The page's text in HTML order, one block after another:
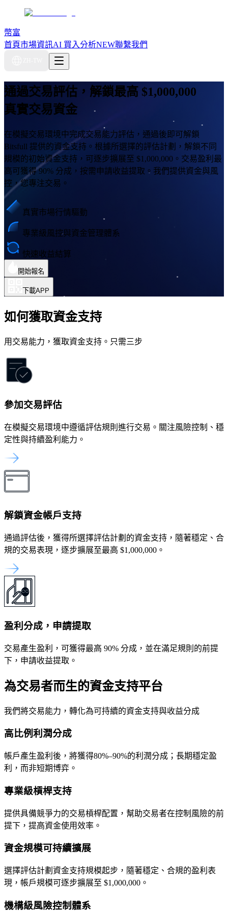
幣富
首頁市場資訊AI 買入分析NEW聯繫我們
通過交易評估，解鎖最高 $1,000,000
真實交易資金
在模擬交易環境中完成交易能力評估，通過後即可解鎖
Bitsfull 提供的資金支持。根據所選擇的評估計劃，解鎖不同
規模的初始資金支持，可逐步擴展至 $1,000,000。交易盈利最
高可獲得 90% 分成，按需申請收益提取。我們提供資金與風
控，您專注交易。
真實市場行情驅動
專業級風控與資金管理體系
快速收益結算
開始報名
下載APP
如何獲取資金支持
用交易能力，獲取資金支持。只需三步
參加交易評估
在模擬交易環境中遵循評估規則進行交易。關注風險控制、穩
定性與持續盈利能力。
解鎖資金帳戶支持
通過評估後，獲得所選擇評估計劃的資金支持，隨著穩定、合
規的交易表現，逐步擴展至最高 $1,000,000。
盈利分成，申請提取
交易產生盈利，可獲得最高 90% 分成，並在滿足規則的前提
下，申請收益提取。
為交易者而生的資金支持平台
我們將交易能力，轉化為可持續的資金支持與收益分成
高比例利潤分成
帳戶產生盈利後，將獲得80%–90%的利潤分成；長期穩定盈
利，而非短期博弈。
專業級槓桿支持
提供具備競爭力的交易槓桿配置，幫助交易者在控制風險的前
提下，提高資金使用效率。
資金規模可持續擴展
選擇評估計劃資金支持規模起步，隨著穩定、合規的盈利表
現，帳戶規模可逐步擴展至 $1,000,000。
機構級風險控制體系